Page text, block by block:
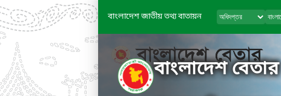
বাংলাদেশ জাতীয় তথ্য বাতায়ন
বাংলাদেশ বেতার